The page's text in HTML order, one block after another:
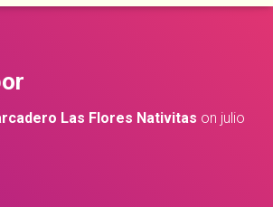
Las Flores Nativitas on julio